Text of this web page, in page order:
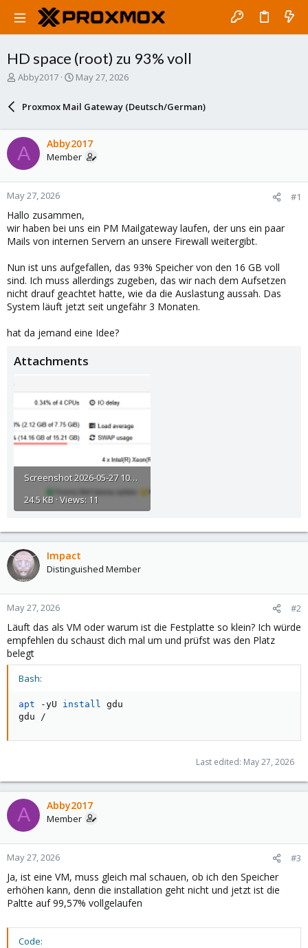
HD space (root) zu 93% voll
T
d
s
t
t
e
r
Abby2017
S
a
r
d
a
t
May 27, 2026
Proxmox Mail Gateway (Deutsch/German)
A Abby2017
Member
May 27, 2026 #1
Hallo zusammen,
wir haben bei uns ein PM Mailgateway laufen, der uns ein paar
Mails von internen Servern an unsere Firewall weitergibt.
Nun ist uns aufgefallen, das 93% Speicher von den 16 GB voll
sind. Ich muss allerdings zugeben, das wir nach dem Aufsetzen
nicht drauf geachtet hatte, wie da die Auslastung aussah. Das
System läuft jetzt seit ungefähr 3 Monaten.
hat da jemand eine Idee?
Attachments
Screenshot 2026-05-27 101230.png
24.5 KB · Views: 11
Impact
Distinguished Member
May 27, 2026 #2
Läuft das als VM oder warum ist die Festplatte so klein? Ich würde
empfehlen du schaust dich mal um und prüfst was den Platz
belegt
Bash:
apt -yU install
gdu
gdu /
Last edited: May 27, 2026
A Abby2017
Member
May 27, 2026 #3
Ja, ist eine VM, muss gleich mal schauen, ob ich den Speicher
erhöhen kann, denn die installation geht nicht und jetzt ist die
Paltte auf 99,57% vollgelaufen
Code: